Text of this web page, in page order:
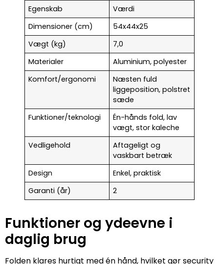
Egenskab
Værdi
Dimensioner (cm)
54x44x25
Vægt (kg)
7,0
Materialer
Aluminium, polyester
Komfort/ergonomi
Næsten fuld
liggeposition, polstret
sæde
Funktioner/teknologi
Én-hånds fold, lav
vægt, stor kaleche
Vedligehold
Aftageligt og
vaskbart betræk
Design
Enkel, praktisk
Garanti (år)
2
Funktioner og ydeevne i
daglig brug
Folden klares hurtigt med én hånd, hvilket gør security